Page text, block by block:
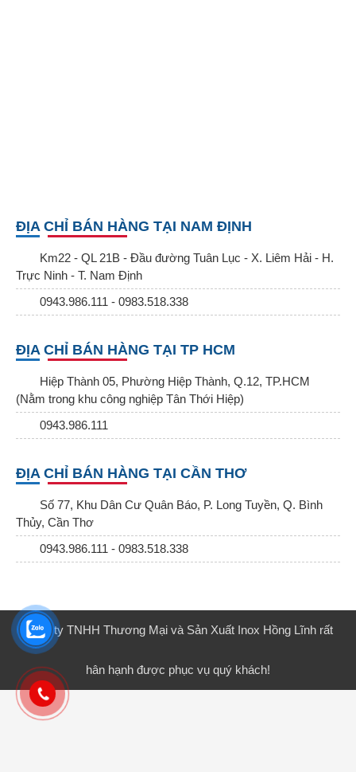
ĐỊA CHỈ BÁN HÀNG TẠI NAM ĐỊNH
Km22 - QL 21B - Đầu đường Tuân Lục - X. Liêm Hải - H.
Trực Ninh - T. Nam Định
0943.986.111 - 0983.518.338
ĐỊA CHỈ BÁN HÀNG TẠI TP HCM
Hiệp Thành 05, Phường Hiệp Thành, Q.12, TP.HCM
(Nằm trong khu công nghiệp Tân Thới Hiệp)
0943.986.111
ĐỊA CHỈ BÁN HÀNG TẠI CẦN THƠ
Số 77, Khu Dân Cư Quân Báo, P. Long Tuyền, Q. Bình
Thủy, Cần Thơ
0943.986.111 - 0983.518.338
Công ty TNHH Thương Mại và Sản Xuất Inox Hồng Lĩnh rất
hân hạnh được phục vụ quý khách!